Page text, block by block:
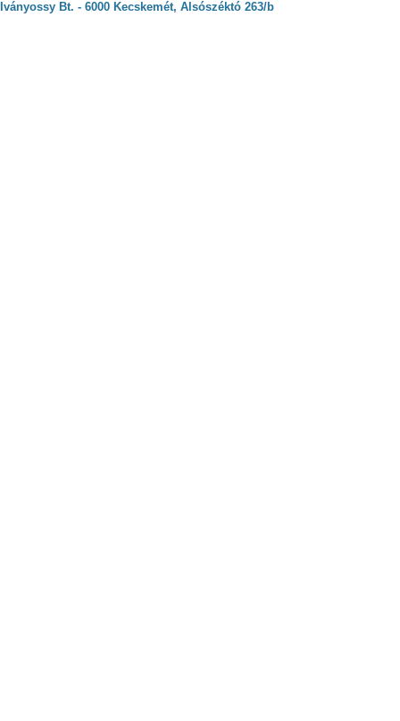
Iványossy Bt. - 6000 Kecskemét, Alsószéktó 263/b